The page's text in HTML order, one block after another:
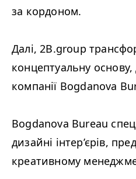
за кордоном.
Далі,2B.group
концептуальну основу,
компанії Bogdanova
Bogdanova Bureau
дизайні інтер’єрів,
креативному